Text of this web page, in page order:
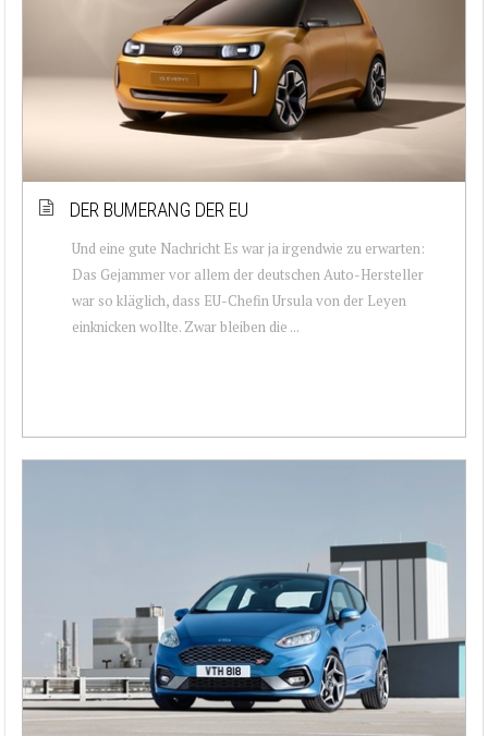
DER BUMERANG DER EU
Und eine gute Nachricht Es war ja irgendwie zu erwarten:
Das Gejammer vor allem der deutschen Auto-Hersteller
war so kläglich, dass EU-Chefin Ursula von der Leyen
einknicken wollte. Zwar bleiben die ...